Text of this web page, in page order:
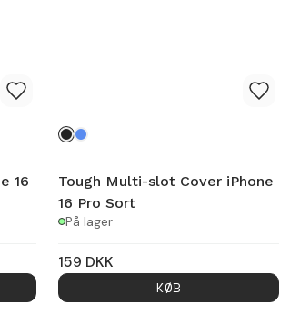
16
Tough Multi-slot Cover iPhone
16 Pro Sort
På lager
159 DKK
KØB